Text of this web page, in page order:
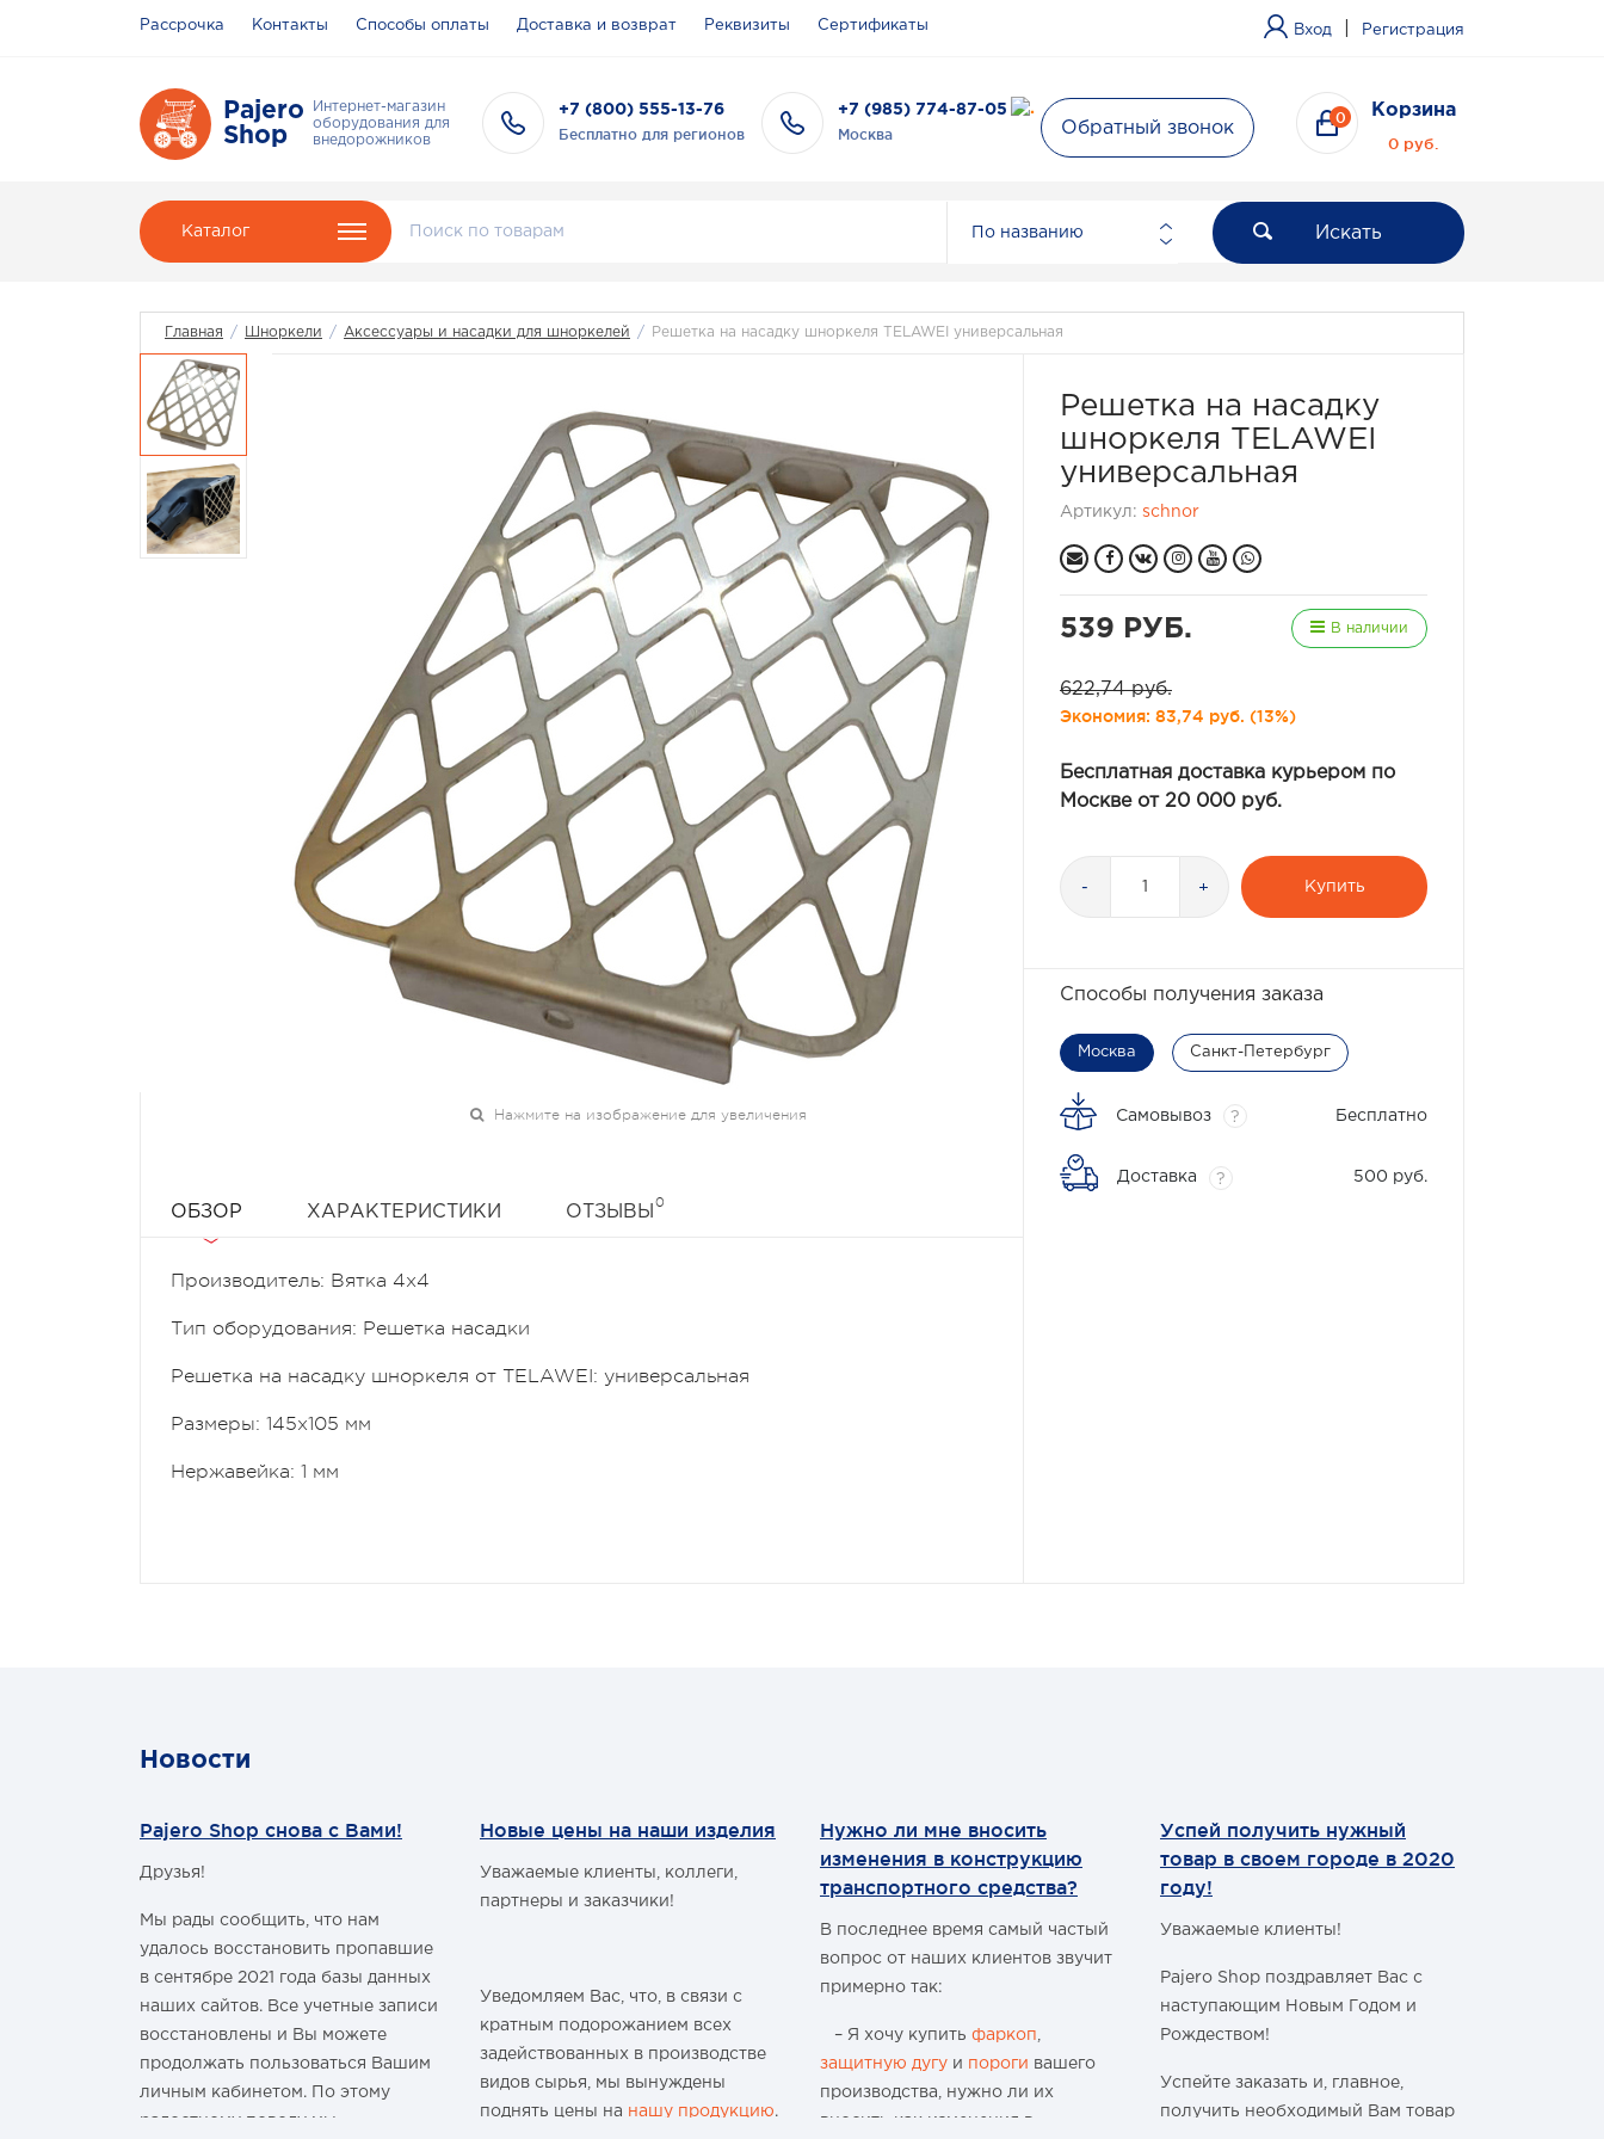
Рассрочка Контакты Способы оплаты Доставка и возврат Реквизиты Сертификаты Вход Регистрация
Pajero
Shop
Интернет-магазин
оборудования для
внедорожников
+7 (800) 555-13-76
Бесплатно для регионов
+7 (985) 774-87-05
Москва Обратный звонок
0 Корзина
0 руб.
Каталог По названию Искать
Главная / Шноркели / Аксессуары и насадки для шноркелей / Решетка на насадку шноркеля TELAWEI универсальная
Нажмите на изображение для увеличения
ОБЗОР ХАРАКТЕРИСТИКИ ОТЗЫВЫ
0
Производитель: Вятка 4x4
Тип оборудования: Решетка насадки
Решетка на насадку шноркеля от TELAWEI: универсальная
Размеры: 145х105 мм
Нержавейка: 1 мм
Решетка на насадку
шноркеля TELAWEI
универсальная
Артикул: schnor
539 РУБ. В наличии
622,74 руб.
Экономия: 83,74 руб. (13%)
Бесплатная доставка курьером по
Москве от 20 000 руб.
- + Купить
Способы получения заказа
Москва Санкт-Петербург
Самовывоз ? Бесплатно
Доставка ? 500 руб.
Новости
Pajero Shop снова с Вами!
Друзья!
Мы рады сообщить, что нам
удалось восстановить пропавшие
в сентябре 2021 года базы данных
наших сайтов. Все учетные записи
восстановлены и Вы можете
продолжать пользоваться Вашим
личным кабинетом. По этому
радостному поводу мы
Новые цены на наши изделия
Уважаемые клиенты, коллеги,
партнеры и заказчики!
Уведомляем Вас, что, в связи с
кратным подорожанием всех
задействованных в производстве
видов сырья, мы вынуждены
поднять цены на нашу продукцию.
Нужно ли мне вносить
изменения в конструкцию
транспортного средства?
В последнее время самый частый
вопрос от наших клиентов звучит
примерно так:
– Я хочу купить фаркоп
защитную дугу и пороги вашего
производства, нужно ли их
вносить как изменения в
Успей получить нужный
товар в своем городе в 2020
году!
Уважаемые клиенты!
Pajero Shop поздравляет Вас с
наступающим Новым Годом и
Рождеством!
Успейте заказать и, главное,
получить необходимый Вам товар